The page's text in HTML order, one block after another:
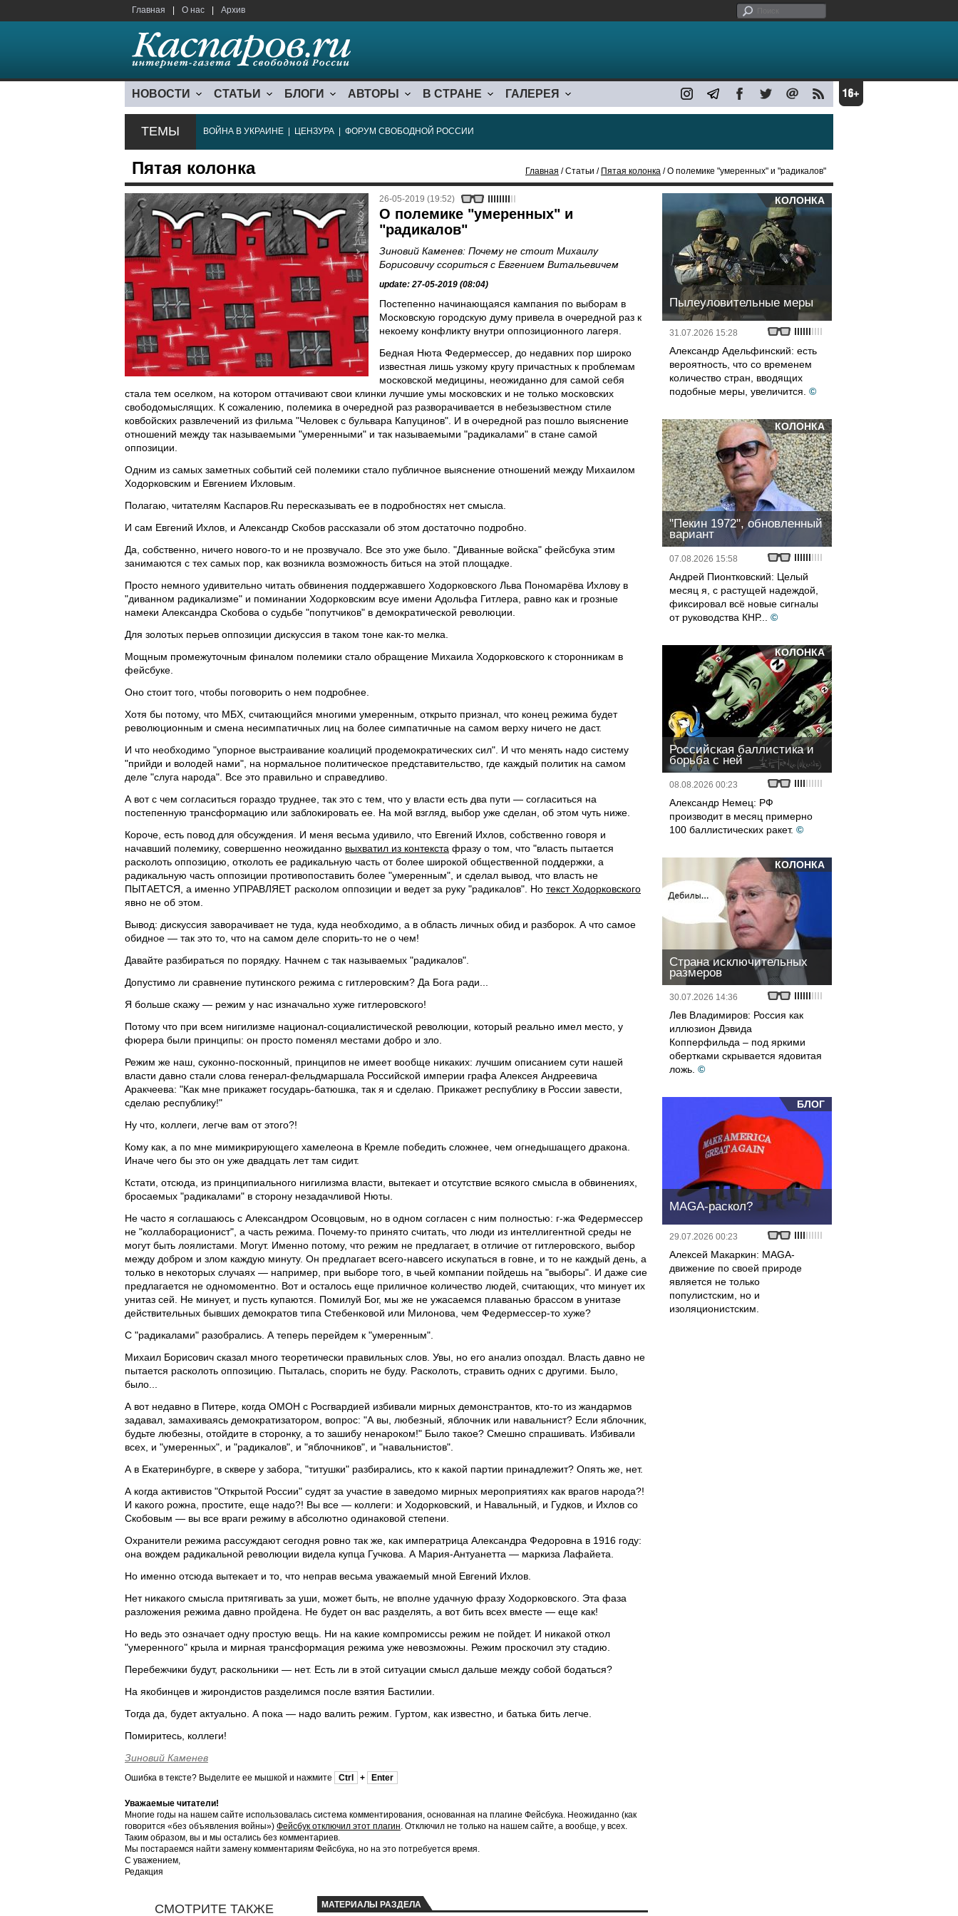
Главная О нас Архив
НОВОСТИ СТАТЬИ БЛОГИ АВТОРЫ В СТРАНЕ ГАЛЕРЕЯ
ТЕМЫ ВОЙНА В УКРАИНЕ ЦЕНЗУРА ФОРУМ СВОБОДНОЙ РОССИИ
Пятая колонка Главная / Статьи / Пятая колонка / О полемике "умеренных" и "радикалов"
26-05-2019 (19:52)
О полемике "умеренных" и
"радикалов"
Зиновий Каменев: Почему не стоит Михаилу
Борисовичу ссориться с Евгением Витальевичем
update: 27-05-2019 (08:04)
Постепенно начинающаяся кампания по выборам в
Московскую городскую думу привела в очередной раз к
некоему конфликту внутри оппозиционного лагеря.
Бедная Нюта Федермессер, до недавних пор широко
известная лишь узкому кругу причастных к проблемам
московской медицины, неожиданно для самой себя
стала тем оселком, на котором оттачивают свои клинки лучшие умы московских и не только московских
свободомыслящих. К сожалению, полемика в очередной раз разворачивается в небезызвестном стиле
ковбойских развлечений из фильма "Человек с бульвара Капуцинов". И в очередной раз пошло выяснение
отношений между так называемыми "умеренными" и так называемыми "радикалами" в стане самой
оппозиции.
Одним из самых заметных событий сей полемики стало публичное выяснение отношений между Михаилом
Ходорковским и Евгением Ихловым.
Полагаю, читателям Каспаров.Ru пересказывать ее в подробностях нет смысла.
И сам Евгений Ихлов, и Александр Скобов рассказали об этом достаточно подробно.
Да, собственно, ничего нового-то и не прозвучало. Все это уже было. "Диванные войска" фейсбука этим
занимаются с тех самых пор, как возникла возможность биться на этой площадке.
Просто немного удивительно читать обвинения поддержавшего Ходорковского Льва Пономарёва Ихлову в
"диванном радикализме" и поминании Ходорковским всуе имени Адольфа Гитлера, равно как и грозные
намеки Александра Скобова о судьбе "попутчиков" в демократической революции.
Для золотых перьев оппозиции дискуссия в таком тоне как-то мелка.
Мощным промежуточным финалом полемики стало обращение Михаила Ходорковского к сторонникам в
фейсбуке.
Оно стоит того, чтобы поговорить о нем подробнее.
Хотя бы потому, что МБХ, считающийся многими умеренным, открыто признал, что конец режима будет
революционным и смена несимпатичных лиц на более симпатичные на самом верху ничего не даст.
И что необходимо "упорное выстраивание коалиций продемократических сил". И что менять надо систему
"прийди и володей нами", на нормальное политическое представительство, где каждый политик на самом
деле "слуга народа". Все это правильно и справедливо.
А вот с чем согласиться гораздо труднее, так это с тем, что у власти есть два пути — согласиться на
постепенную трансформацию или заблокировать ее. На мой взгляд, выбор уже сделан, об этом чуть ниже.
Короче, есть повод для обсуждения. И меня весьма удивило, что Евгений Ихлов, собственно говоря и
начавший полемику, совершенно неожиданно выхватил из контекста фразу о том, что "власть пытается
расколоть оппозицию, отколоть ее радикальную часть от более широкой общественной поддержки, а
радикальную часть оппозиции противопоставить более "умеренным", и сделал вывод, что власть не
ПЫТАЕТСЯ, а именно УПРАВЛЯЕТ расколом оппозиции и ведет за руку "радикалов". Но текст Ходорковского
явно не об этом.
Вывод: дискуссия заворачивает не туда, куда необходимо, а в область личных обид и разборок. А что самое
обидное — так это то, что на самом деле спорить-то не о чем!
Давайте разбираться по порядку. Начнем с так называемых "радикалов".
Допустимо ли сравнение путинского режима с гитлеровским? Да Бога ради...
Я больше скажу — режим у нас изначально хуже гитлеровского!
Потому что при всем нигилизме национал-социалистической революции, который реально имел место, у
фюрера были принципы: он просто поменял местами добро и зло.
Режим же наш, суконно-посконный, принципов не имеет вообще никаких: лучшим описанием сути нашей
власти давно стали слова генерал-фельдмаршала Российской империи графа Алексея Андреевича
Аракчеева: "Как мне прикажет государь-батюшка, так я и сделаю. Прикажет республику в России завести,
сделаю республику!"
Ну что, коллеги, легче вам от этого?!
Кому как, а по мне мимикрирующего хамелеона в Кремле победить сложнее, чем огнедышащего дракона.
Иначе чего бы это он уже двадцать лет там сидит.
Кстати, отсюда, из принципиального нигилизма власти, вытекает и отсутствие всякого смысла в обвинениях,
бросаемых "радикалами" в сторону незадачливой Нюты.
Не часто я соглашаюсь с Александром Осовцовым, но в одном согласен с ним полностью: г-жа Федермессер
не "коллаборационист", а часть режима. Почему-то принято считать, что люди из интеллигентной среды не
могут быть лоялистами. Могут. Именно потому, что режим не предлагает, в отличие от гитлеровского, выбор
между добром и злом каждую минуту. Он предлагает всего-навсего искупаться в говне, и то не каждый день, а
только в некоторых случаях — например, при выборе того, в чьей компании пойдешь на "выборы". И даже сие
предлагается не одномоментно. Вот и осталось еще приличное количество людей, считающих, что минует их
унитаз сей. Не минует, и пусть купаются. Помилуй Бог, мы же не ужасаемся плаванью брассом в унитазе
действительных бывших демократов типа Стебенковой или Милонова, чем Федермессер-то хуже?
С "радикалами" разобрались. А теперь перейдем к "умеренным".
Михаил Борисович сказал много теоретически правильных слов. Увы, но его анализ опоздал. Власть давно не
пытается расколоть оппозицию. Пыталась, спорить не буду. Расколоть, стравить одних с другими. Было,
было...
А вот недавно в Питере, когда ОМОН с Росгвардией избивали мирных демонстрантов, кто-то из жандармов
задавал, замахиваясь демократизатором, вопрос: "А вы, любезный, яблочник или навальнист? Если яблочник,
будьте любезны, отойдите в сторонку, а то зашибу ненароком!" Было такое? Смешно спрашивать. Избивали
всех, и "умеренных", и "радикалов", и "яблочников", и "навальнистов".
А в Екатеринбурге, в сквере у забора, "титушки" разбирались, кто к какой партии принадлежит? Опять же, нет.
А когда активистов "Открытой России" судят за участие в заведомо мирных мероприятиях как врагов народа?!
И какого рожна, простите, еще надо?! Вы все — коллеги: и Ходорковский, и Навальный, и Гудков, и Ихлов со
Скобовым — вы все враги режиму в абсолютно одинаковой степени.
Охранители режима рассуждают сегодня ровно так же, как императрица Александра Федоровна в 1916 году:
она вождем радикальной революции видела купца Гучкова. А Мария-Антуанетта — маркиза Лафайета.
Но именно отсюда вытекает и то, что неправ весьма уважаемый мной Евгений Ихлов.
Нет никакого смысла притягивать за уши, может быть, не вполне удачную фразу Ходорковского. Эта фаза
разложения режима давно пройдена. Не будет он вас разделять, а вот бить всех вместе — еще как!
Но ведь это означает одну простую вещь. Ни на какие компромиссы режим не пойдет. И никакой откол
"умеренного" крыла и мирная трансформация режима уже невозможны. Режим проскочил эту стадию.
Перебежчики будут, раскольники — нет. Есть ли в этой ситуации смысл дальше между собой бодаться?
На якобинцев и жирондистов разделимся после взятия Бастилии.
Тогда да, будет актуально. А пока — надо валить режим. Гуртом, как известно, и батька бить легче.
Помиритесь, коллеги!
Зиновий Каменев
Ошибка в тексте? Выделите ее мышкой и нажмите Ctrl + Enter
Уважаемые читатели!
Многие годы на нашем сайте использовалась система комментирования, основанная на плагине Фейсбука. Неожиданно (как
говорится «без объявления войны») Фейсбук отключил этот плагин. Отключил не только на нашем сайте, а вообще, у всех.
Таким образом, вы и мы остались без комментариев.
Мы постараемся найти замену комментариям Фейсбука, но на это потребуется время.
С уважением,
Редакция
СМОТРИТЕ ТАКЖЕ МАТЕРИАЛЫ РАЗДЕЛА
КОЛОНКА
Пылеуловительные меры
31.07.2026 15:28
Александр Адельфинский: есть
вероятность, что со временем
количество стран, вводящих
подобные меры, увеличится. ©
КОЛОНКА
"Пекин 1972", обновленный
вариант
07.08.2026 15:58
Андрей Пионтковский: Целый
месяц я, с растущей надеждой,
фиксировал всё новые сигналы
от руководства КНР...
©
КОЛОНКА
Российская баллистика и
борьба с ней
08.08.2026 00:23
Александр Немец: РФ
производит в месяц примерно
100 баллистических ракет. ©
КОЛОНКА
Страна исключительных
размеров
30.07.2026 14:36
Лев Владимиров: Россия как
иллюзион Дэвида
Копперфильда – под яркими
обертками скрывается ядовитая
ложь. ©
БЛОГ
MAGA-раскол?
29.07.2026 00:23
Алексей Макаркин: MAGA-
движение по своей природе
является не только
популистским, но и
изоляционистским.